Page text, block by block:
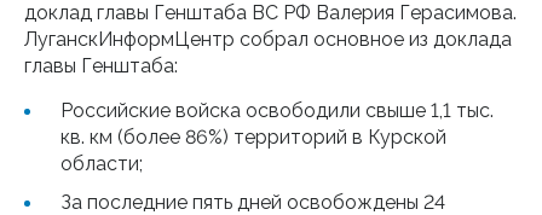
доклад главы Генштаба ВС РФ Валерия Герасимова.
ЛуганскИнформЦентр собрал основное из доклада
главы Генштаба:
Российские войска освободили свыше 1,1 тыс.
кв. км (более 86%) территорий в Курской
области;
За последние пять дней освобождены 24